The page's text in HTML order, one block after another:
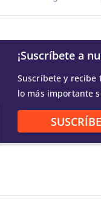
¡Suscríbete a
Suscríbete y recibe
lo más importante